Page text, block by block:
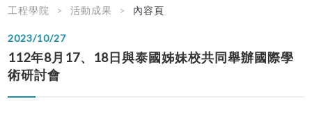
工程學院 活動成果 內容頁
2023/10/27
112年8月17、18日與泰國姊妹校共同舉辦國際學
術研討會